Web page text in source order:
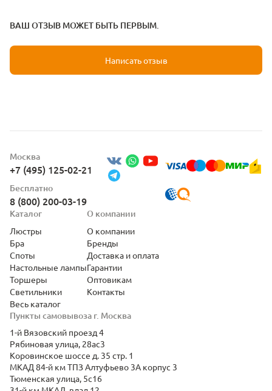
ВАШ ОТЗЫВ МОЖЕТ БЫТЬ ПЕРВЫМ.
Написать отзыв
Москва
+7 (495) 125-02-21
Бесплатно
8 (800) 200-03-19
Пункты самовывоза г. Москва
1-й Вязовский проезд 4
Рябиновая улица, 28ас3
Коровинское шоссе д. 35 стр. 1
МКАД 84-й км ТПЗ Алтуфьево 3А корпус 3
Тюменская улица, 5с16
Каталог
Люстры
Бра
Споты
Настольные лампы
Торшеры
Светильники
Весь каталог
О компании
О компании
Бренды
Доставка и оплата
Гарантии
Оптовикам
Контакты